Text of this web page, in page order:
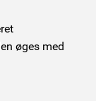
øges med